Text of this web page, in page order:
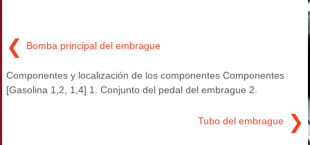
❮ Bomba principal del embrague
Componentes y localización de los componentes Componentes
[Gasolina 1,2, 1,4] 1. Conjunto del pedal del embrague 2.
Tubo del embrague ❯